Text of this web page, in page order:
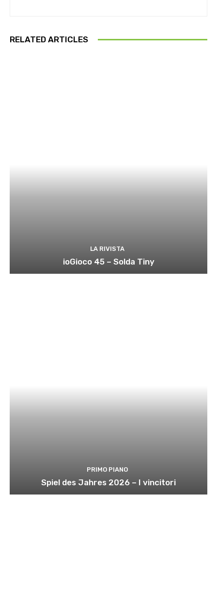
RELATED ARTICLES
LA RIVISTA
ioGioco 45 – Solda Tiny
PRIMO PIANO
Spiel des Jahres 2026 – I vincitori